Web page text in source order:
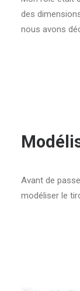
des
nous avons
Avant de
modéliser le